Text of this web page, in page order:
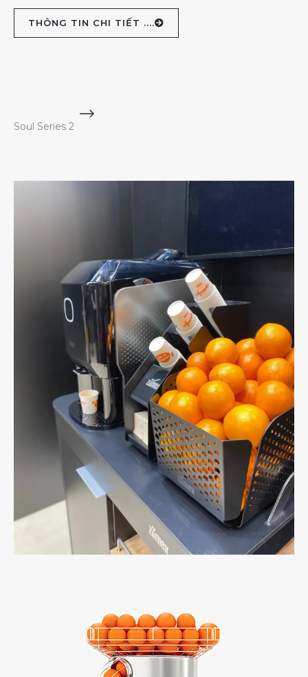
THÔNG TIN CHI TIẾT ....
Soul Series 2